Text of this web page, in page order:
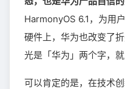
HarmonyOS 6.1，为用
硬件上，华为也改变了
光是「华为」两个字，
可以肯定的是，在技术